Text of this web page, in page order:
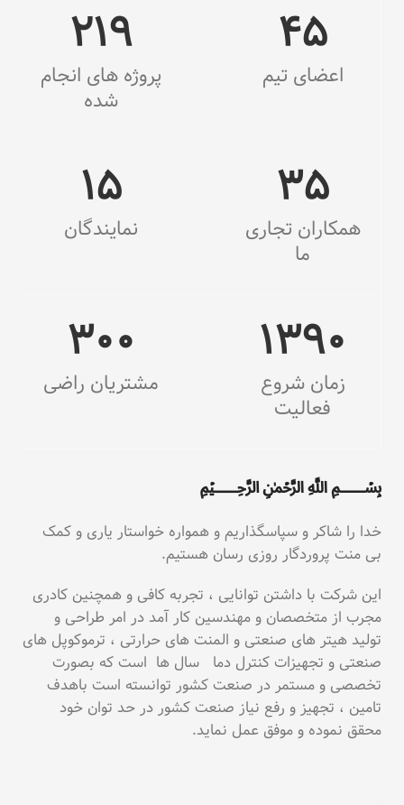
﷽
خدا را شاکر و سپاسگذاریم و همواره خواستار یاری و کمک
بی منت پروردگار روزی رسان هستیم.
این شرکت با داشتن توانایی ، تجربه کافی و همچنین کادری
مجرب از متخصصان و مهندسین کار آمد در امر طراحی و
تولید هیتر های صنعتی و المنت های حرارتی ، ترموکوپل های
صنعتی و تجهیزات کنترل دما سال ها است که بصورت
تخصصی و مستمر در صنعت کشور توانسته است باهدف
تامین ، تجهیز و رفع نیاز صنعت کشور در حد توان خود
محقق نموده و موفق عمل نماید.
45
اعضای تیم
219
پروژه های انجام
شده
35
همکاران تجاری
ما
15
نمایندگان
1390
زمان شروع
فعالیت
300
مشتریان راضی